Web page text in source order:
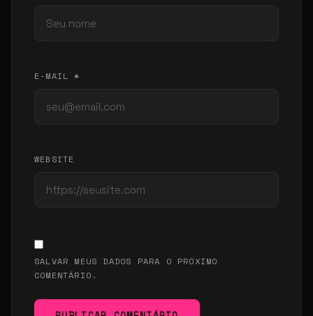
E-MAIL *
WEBSITE
SALVAR MEUS DADOS PARA O PRÓXIMO
COMENTÁRIO.